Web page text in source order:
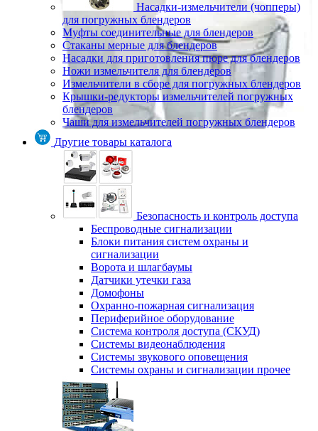
Насадки-измельчители (чопперы)
для погружных блендеров
Муфты соединительные для блендеров
Стаканы мерные для блендеров
Насадки для приготовления пюре для блендеров
Ножи измельчителя для блендеров
Измельчители в сборе для погружных блендеров
Крышки-редукторы измельчителей погружных
блендеров
Чаши для измельчителей погружных блендеров
Другие товары каталога
Безопасность и контроль доступа
Беспроводные сигнализации
Блоки питания систем охраны и
сигнализации
Ворота и шлагбаумы
Датчики утечки газа
Домофоны
Охранно-пожарная сигнализация
Периферийное оборудование
Система контроля доступа (СКУД)
Системы видеонаблюдения
Системы звукового оповещения
Системы охраны и сигнализации прочее